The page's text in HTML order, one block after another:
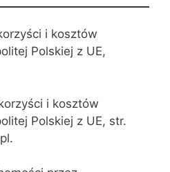
i kosztów
Polskiej z UE,
i kosztów
Polskiej z UE, str.